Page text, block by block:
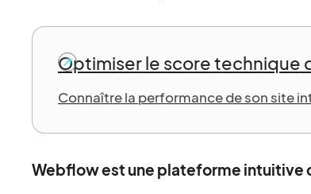
Optimiser le score technique
Connaître la performance de son site
Webflow est une plateforme intuitive